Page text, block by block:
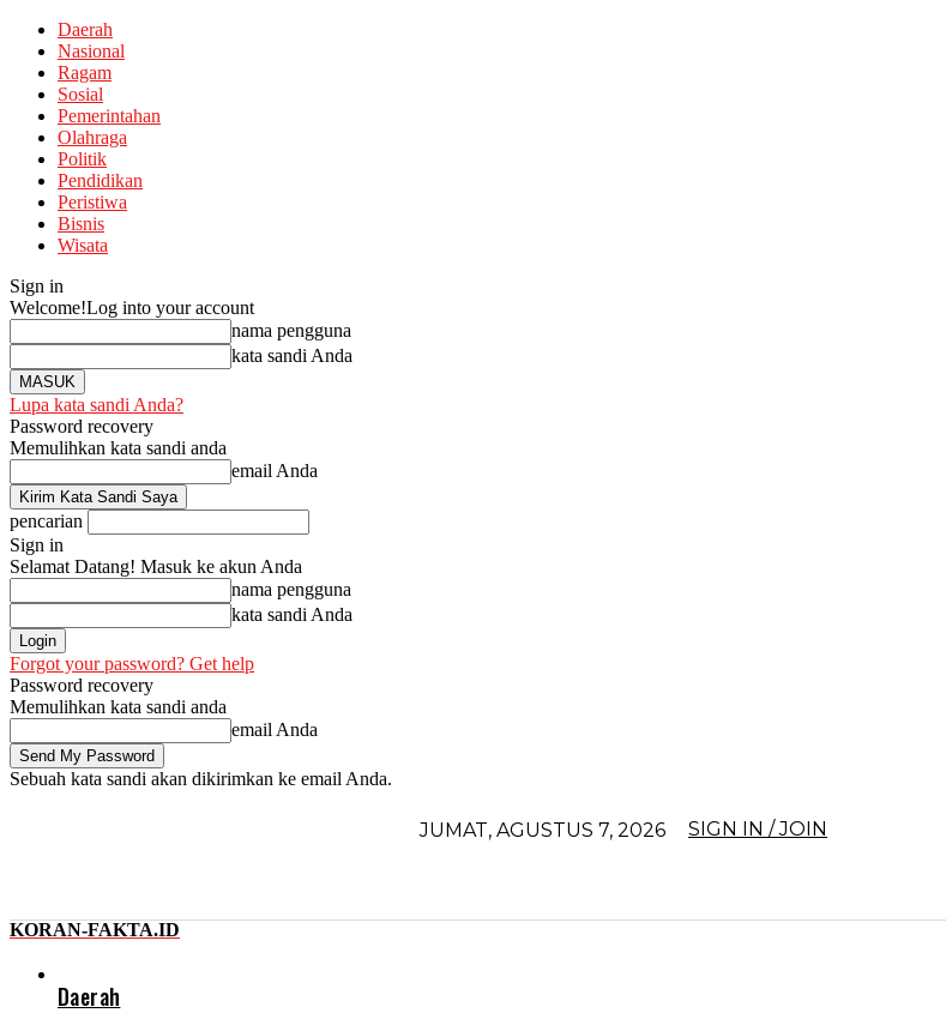
Daerah
Nasional
Ragam
Sosial
Pemerintahan
Olahraga
Politik
Pendidikan
Peristiwa
Bisnis
Wisata
Sign in
Welcome!Log into your account
nama pengguna
kata sandi Anda
Lupa kata sandi Anda?
Password recovery
Memulihkan kata sandi anda
email Anda
pencarian
Sign in
Selamat Datang! Masuk ke akun Anda
nama pengguna
kata sandi Anda
Forgot your password? Get help
Password recovery
Memulihkan kata sandi anda
email Anda
Sebuah kata sandi akan dikirimkan ke email Anda.
JUMAT, AGUSTUS 7, 2026 SIGN IN / JOIN
KORAN-FAKTA.ID
Daerah